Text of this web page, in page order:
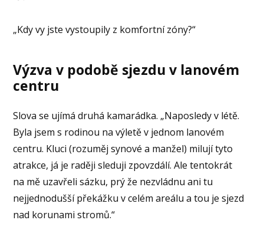
„Kdy vy jste vystoupily z komfortní zóny?“
Výzva v podobě sjezdu v lanovém
centru
Slova se ujímá druhá kamarádka. „Naposledy v létě.
Byla jsem s rodinou na výletě v jednom lanovém
centru. Kluci (rozuměj synové a manžel) milují tyto
atrakce, já je raději sleduji zpovzdálí. Ale tentokrát
na mě uzavřeli sázku, prý že nezvládnu ani tu
nejjednodušší překážku v celém areálu a tou je sjezd
nad korunami stromů.“